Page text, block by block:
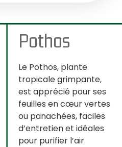
Pothos
Le Pothos, plante
tropicale grimpante,
est apprécié pour ses
feuilles en cœur vertes
ou panachées, faciles
d’entretien et idéales
pour purifier l’air.